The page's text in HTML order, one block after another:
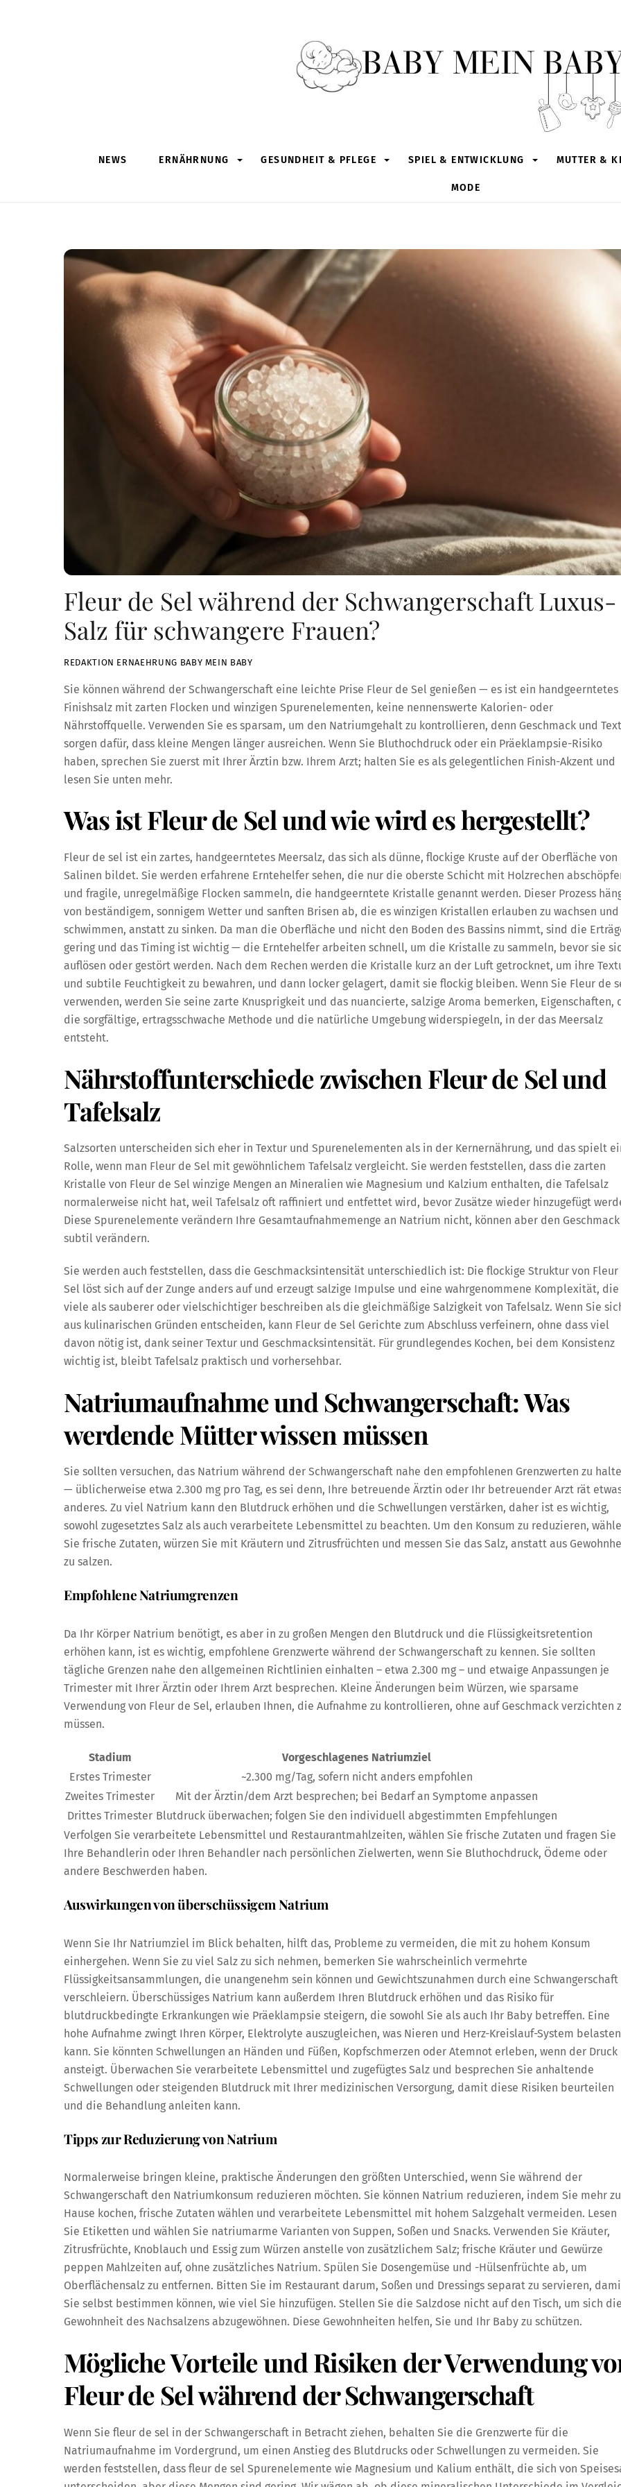
NEWS ERNÄHRNUNG GESUNDHEIT & PFLEGE SPIEL & ENTWICKLUNG MUTTER &
MODE
Fleur de Sel während der Schwangerschaft Luxus-
Salz für schwangere Frauen?
REDAKTION ERNAEHRUNG BABY MEIN BABY
Sie können während der Schwangerschaft eine leichte Prise Fleur de Sel genießen — es ist ein handgeerntetes
Finishsalz mit zarten Flocken und winzigen Spurenelementen, keine nennenswerte Kalorien- oder
Nährstoffquelle. Verwenden Sie es sparsam, um den Natriumgehalt zu kontrollieren, denn Geschmack und
sorgen dafür, dass kleine Mengen länger ausreichen. Wenn Sie Bluthochdruck oder ein Präeklampsie-Risiko
haben, sprechen Sie zuerst mit Ihrer Ärztin bzw. Ihrem Arzt; halten Sie es als gelegentlichen Finish-Akzent und
lesen Sie unten mehr.
Was ist Fleur de Sel und wie wird es hergestellt?
Fleur de sel ist ein zartes, handgeerntetes Meersalz, das sich als dünne, flockige Kruste auf der Oberfläche von
Salinen bildet. Sie werden erfahrene Erntehelfer sehen, die nur die oberste Schicht mit Holzrechen
und fragile, unregelmäßige Flocken sammeln, die handgeerntete Kristalle genannt werden. Dieser Prozess
von beständigem, sonnigem Wetter und sanften Brisen ab, die es winzigen Kristallen erlauben zu wachsen und
schwimmen, anstatt zu sinken. Da man die Oberfläche und nicht den Boden des Bassins nimmt, sind die
gering und das Timing ist wichtig — die Erntehelfer arbeiten schnell, um die Kristalle zu sammeln, bevor sie
auflösen oder gestört werden. Nach dem Rechen werden die Kristalle kurz an der Luft getrocknet, um ihre
und subtile Feuchtigkeit zu bewahren, und dann locker gelagert, damit sie flockig bleiben. Wenn Sie Fleur de
verwenden, werden Sie seine zarte Knusprigkeit und das nuancierte, salzige Aroma bemerken, Eigenschaften,
die sorgfältige, ertragsschwache Methode und die natürliche Umgebung widerspiegeln, in der das Meersalz
entsteht.
Nährstoffunterschiede zwischen Fleur de Sel und
Tafelsalz
Salzsorten unterscheiden sich eher in Textur und Spurenelementen als in der Kernernährung, und das spielt
Rolle, wenn man Fleur de Sel mit gewöhnlichem Tafelsalz vergleicht. Sie werden feststellen, dass die zarten
Kristalle von Fleur de Sel winzige Mengen an Mineralien wie Magnesium und Kalzium enthalten, die Tafelsalz
normalerweise nicht hat, weil Tafelsalz oft raffiniert und entfettet wird, bevor Zusätze wieder hinzugefügt
Diese Spurenelemente verändern Ihre Gesamtaufnahmemenge an Natrium nicht, können aber den Geschmack
subtil verändern.
Sie werden auch feststellen, dass die Geschmacksintensität unterschiedlich ist: Die flockige Struktur von Fleur
Sel löst sich auf der Zunge anders auf und erzeugt salzige Impulse und eine wahrgenommene Komplexität, die
viele als sauberer oder vielschichtiger beschreiben als die gleichmäßige Salzigkeit von Tafelsalz. Wenn Sie
aus kulinarischen Gründen entscheiden, kann Fleur de Sel Gerichte zum Abschluss verfeinern, ohne dass viel
davon nötig ist, dank seiner Textur und Geschmacksintensität. Für grundlegendes Kochen, bei dem Konsistenz
wichtig ist, bleibt Tafelsalz praktisch und vorhersehbar.
Natriumaufnahme und Schwangerschaft: Was
werdende Mütter wissen müssen
Sie sollten versuchen, das Natrium während der Schwangerschaft nahe den empfohlenen Grenzwerten zu
— üblicherweise etwa 2.300 mg pro Tag, es sei denn, Ihre betreuende Ärztin oder Ihr betreuender Arzt rät
anderes. Zu viel Natrium kann den Blutdruck erhöhen und die Schwellungen verstärken, daher ist es wichtig,
sowohl zugesetztes Salz als auch verarbeitete Lebensmittel zu beachten. Um den Konsum zu reduzieren,
Sie frische Zutaten, würzen Sie mit Kräutern und Zitrusfrüchten und messen Sie das Salz, anstatt aus
zu salzen.
Empfohlene Natriumgrenzen
Da Ihr Körper Natrium benötigt, es aber in zu großen Mengen den Blutdruck und die Flüssigkeitsretention
erhöhen kann, ist es wichtig, empfohlene Grenzwerte während der Schwangerschaft zu kennen. Sie sollten
tägliche Grenzen nahe den allgemeinen Richtlinien einhalten – etwa 2.300 mg – und etwaige Anpassungen je
Trimester mit Ihrer Ärztin oder Ihrem Arzt besprechen. Kleine Änderungen beim Würzen, wie sparsame
Verwendung von Fleur de Sel, erlauben Ihnen, die Aufnahme zu kontrollieren, ohne auf Geschmack verzichten
müssen.
Stadium
Vorgeschlagenes Natriumziel
Erstes Trimester
~2.300 mg/Tag, sofern nicht anders empfohlen
Zweites Trimester
Mit der Ärztin/dem Arzt besprechen; bei Bedarf an Symptome anpassen
Drittes Trimester Blutdruck überwachen; folgen Sie den individuell abgestimmten Empfehlungen
Verfolgen Sie verarbeitete Lebensmittel und Restaurantmahlzeiten, wählen Sie frische Zutaten und fragen Sie
Ihre Behandlerin oder Ihren Behandler nach persönlichen Zielwerten, wenn Sie Bluthochdruck, Ödeme oder
andere Beschwerden haben.
Auswirkungen von überschüssigem Natrium
Wenn Sie Ihr Natriumziel im Blick behalten, hilft das, Probleme zu vermeiden, die mit zu hohem Konsum
einhergehen. Wenn Sie zu viel Salz zu sich nehmen, bemerken Sie wahrscheinlich vermehrte
Flüssigkeitsansammlungen, die unangenehm sein können und Gewichtszunahmen durch eine Schwangerschaft
verschleiern. Überschüssiges Natrium kann außerdem Ihren Blutdruck erhöhen und das Risiko für
blutdruckbedingte Erkrankungen wie Präeklampsie steigern, die sowohl Sie als auch Ihr Baby betreffen. Eine
hohe Aufnahme zwingt Ihren Körper, Elektrolyte auszugleichen, was Nieren und Herz-Kreislauf-System belasten
kann. Sie könnten Schwellungen an Händen und Füßen, Kopfschmerzen oder Atemnot erleben, wenn der Druck
ansteigt. Überwachen Sie verarbeitete Lebensmittel und zugefügtes Salz und besprechen Sie anhaltende
Schwellungen oder steigenden Blutdruck mit Ihrer medizinischen Versorgung, damit diese Risiken beurteilen
und die Behandlung anleiten kann.
Tipps zur Reduzierung von Natrium
Normalerweise bringen kleine, praktische Änderungen den größten Unterschied, wenn Sie während der
Schwangerschaft den Natriumkonsum reduzieren möchten. Sie können Natrium reduzieren, indem Sie mehr zu
Hause kochen, frische Zutaten wählen und verarbeitete Lebensmittel mit hohem Salzgehalt vermeiden. Lesen
Sie Etiketten und wählen Sie natriumarme Varianten von Suppen, Soßen und Snacks. Verwenden Sie Kräuter,
Zitrusfrüchte, Knoblauch und Essig zum Würzen anstelle von zusätzlichem Salz; frische Kräuter und Gewürze
peppen Mahlzeiten auf, ohne zusätzliches Natrium. Spülen Sie Dosengemüse und -Hülsenfrüchte ab, um
Oberflächensalz zu entfernen. Bitten Sie im Restaurant darum, Soßen und Dressings separat zu servieren,
Sie selbst bestimmen können, wie viel Sie hinzufügen. Stellen Sie die Salzdose nicht auf den Tisch, um sich die
Gewohnheit des Nachsalzens abzugewöhnen. Diese Gewohnheiten helfen, Sie und Ihr Baby zu schützen.
Mögliche Vorteile und Risiken der Verwendung
Fleur de Sel während der Schwangerschaft
Wenn Sie fleur de sel in der Schwangerschaft in Betracht ziehen, behalten Sie die Grenzwerte für die
Natriumaufnahme im Vordergrund, um einen Anstieg des Blutdrucks oder Schwellungen zu vermeiden. Sie
werden feststellen, dass fleur de sel Spurenelemente wie Magnesium und Kalium enthält, die sich von